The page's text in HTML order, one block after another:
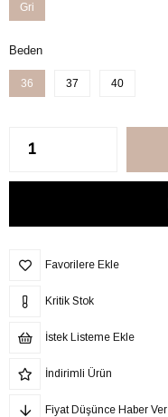
Gri
Beden
36 37 40
Favorilere Ekle
Kritik Stok
İstek Listeme Ekle
İndirimli Ürün
Fiyat Düşünce Haber Ver